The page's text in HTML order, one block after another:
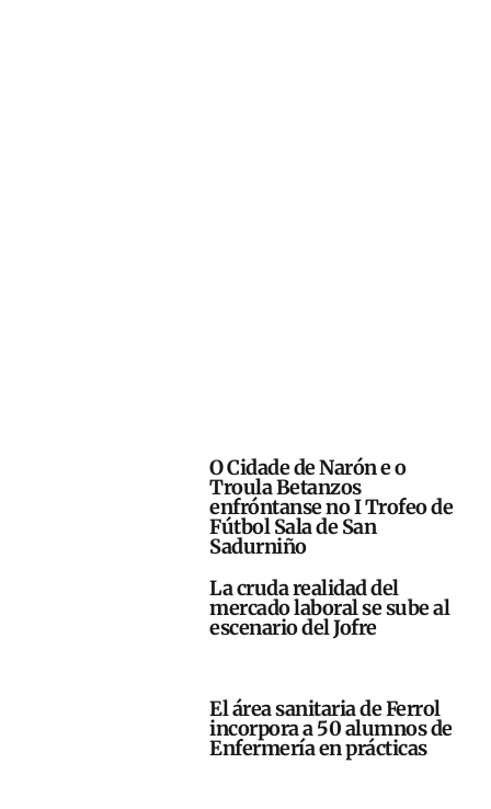
O Cidade de Narón e o
Troula Betanzos
enfróntanse no I Trofeo de
Fútbol Sala de San
Sadurniño
La cruda realidad del
mercado laboral se sube al
escenario del Jofre
El área sanitaria de Ferrol
incorpora a 50 alumnos de
Enfermería en prácticas